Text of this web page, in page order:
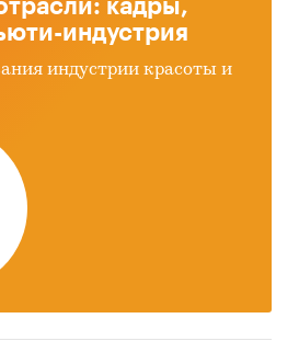
кадры,
индустрия
индустрии красоты и